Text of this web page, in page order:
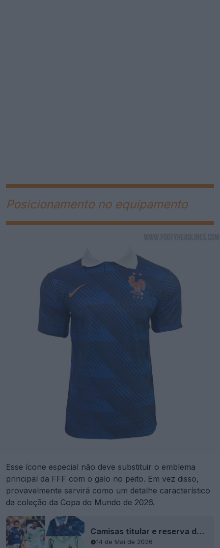
Posicionamento no equipamento
Esse ícone especial não deve substituir o emblema
principal da FFF com o galo no peito. Em vez disso,
provavelmente servirá como um detalhe característico
da coleção da Copa do Mundo de 2026.
Camisas titular e reserva da França para o Mundial de 2026 lançadas - Estreia em campo
14 de Mai de 2026